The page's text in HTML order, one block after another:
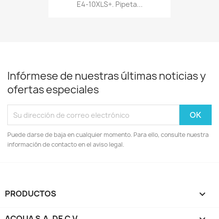
E4-10XLS+. Pipeta...
Infórmese de nuestras últimas noticias y
ofertas especiales
Puede darse de baja en cualquier momento. Para ello, consulte nuestra
información de contacto en el aviso legal.
PRODUCTOS 